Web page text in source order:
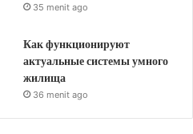
35 menit ago
Как функционируют
актуальные системы умного
жилища
36 menit ago